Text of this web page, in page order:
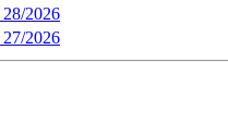
2026
2026